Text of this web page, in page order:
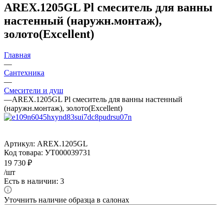
AREX.1205GL Pl смеситель для ванны
настенный (наружн.монтаж),
золото(Excellent)
Главная
—
Сантехника
—
Смесители и душ
—AREX.1205GL Pl смеситель для ванны настенный
(наружн.монтаж), золото(Excellent)
Артикул: AREX.1205GL
Код товара: УТ000039731
19 730 ₽
/шт
Есть в наличии: 3
Уточнить наличие образца в салонах